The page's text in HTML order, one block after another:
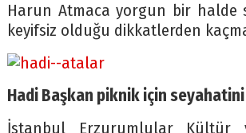
Harun Atmaca yorgun bir halde
keyifsiz olduğu dikkatlerden
Hadi Başkan piknik için
İstanbul Erzurumlular Kültür